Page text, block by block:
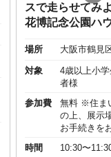
スで走らせてみ
花博記念公園ハ
場所 大阪市鶴見
対象
4歳以上小
者様
参加費
無料 ※住ま
の上、展示
お手続きを
時間
10:30〜